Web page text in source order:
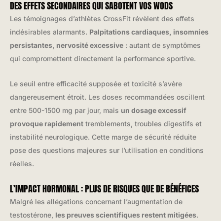
DES EFFETS SECONDAIRES QUI SABOTENT VOS WODS
Les témoignages d’athlètes CrossFit révèlent des effets
indésirables alarmants. Palpitations cardiaques, insomnies
persistantes, nervosité excessive : autant de symptômes
qui compromettent directement la performance sportive.
Le seuil entre efficacité supposée et toxicité s’avère
dangereusement étroit. Les doses recommandées oscillent
entre 500-1500 mg par jour, mais un dosage excessif
provoque rapidement tremblements, troubles digestifs et
instabilité neurologique. Cette marge de sécurité réduite
pose des questions majeures sur l’utilisation en conditions
réelles.
L’IMPACT HORMONAL : PLUS DE RISQUES QUE DE BÉNÉFICES
Malgré les allégations concernant l’augmentation de
testostérone, les preuves scientifiques restent mitigées.